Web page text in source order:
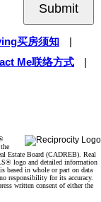
Submit
买房须知
|
Me联络方式
|
Estate Board (CADREB). Real
logo and detailed information
based in whole or part on data
responsibility for its accuracy.
written consent of either the